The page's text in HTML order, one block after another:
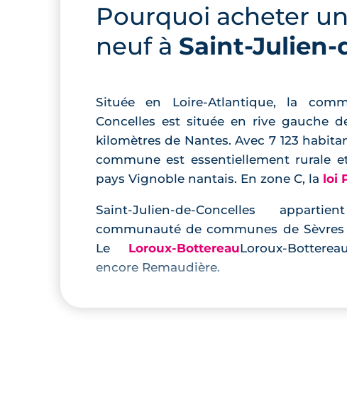
Pourquoi acheter
neuf à Saint-Julien-
Située en Loire-Atlantique, la
Concelles est située en rive gauche
kilomètres de Nantes. Avec 7 123
commune est essentiellement rurale
pays Vignoble nantais. En zone C, la loi
Saint-Julien-de-Concelles
communauté de communes de
Le Loroux-BottereauLoroux-
encore Remaudière.